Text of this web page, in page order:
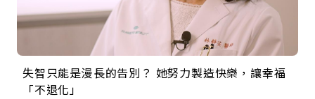
失智只能是漫長的告別？ 她努力製造快樂，讓幸福
「不退化」
來自剛果的巧克力神父 為台灣奉獻36年 「台灣是我
的家，我連作夢都講台語！」
63歲卸矽谷副總、搬回台灣找快樂！「蛋黃哥小
丑」走進安養院，逗樂上萬爺奶：退休後才開始真
104歲打破金氏世界紀錄 成為全球最年長羽球選
手，分享長壽的秘密原來是「這個」
事業巔峰他選擇追夢…黑手阿伯拉小提琴還登上小
巨蛋！連CNN都大讚！